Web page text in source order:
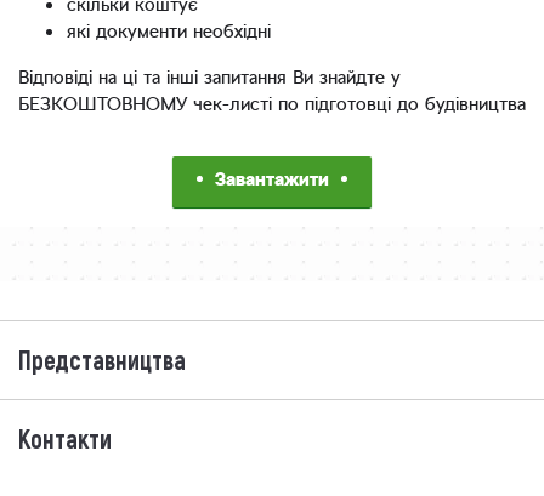
скільки коштує
які документи необхідні
Відповіді на ці та інші запитання Ви знайдте у
БЕЗКОШТОВНОМУ чек-листі по підготовці до будівництва
Завантажити
Представництва
Контакти